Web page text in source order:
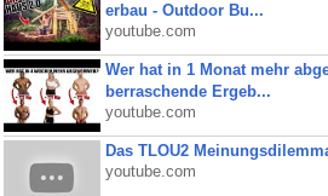
erbau - Outdoor Bu...
youtube.com
Wer hat in 1 Monat mehr
berraschende Ergeb...
youtube.com
Das TLOU2
youtube.com